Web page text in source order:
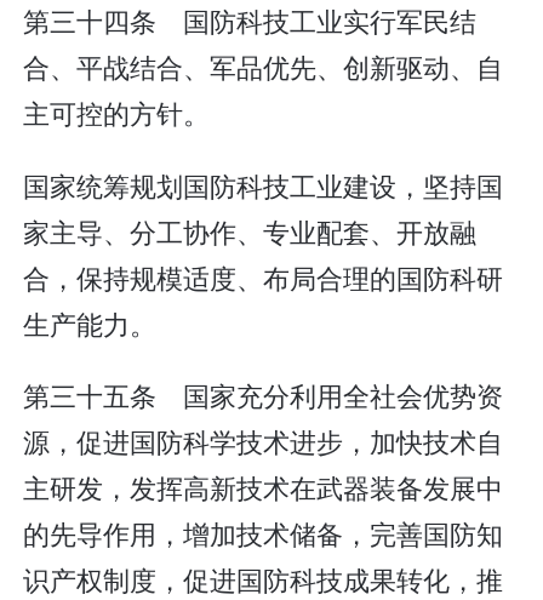
第三十四条 国防科技工业实行军民结
合、平战结合、军品优先、创新驱动、自
主可控的方针。
国家统筹规划国防科技工业建设，坚持国
家主导、分工协作、专业配套、开放融
合，保持规模适度、布局合理的国防科研
生产能力。
第三十五条 国家充分利用全社会优势资
源，促进国防科学技术进步，加快技术自
主研发，发挥高新技术在武器装备发展中
的先导作用，增加技术储备，完善国防知
识产权制度，促进国防科技成果转化，推